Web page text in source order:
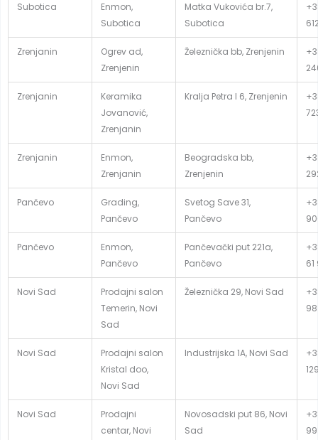
Subotica
Enmon,
Subotica
Matka Vukovića br.7,
Subotica
Zrenjanin
Ogrev ad,
Zrenjenin
Železnička bb, Zrenjenin
Zrenjanin
Keramika
Jovanović,
Zrenjanin
Kralja Petra I 6, Zrenjenin
Zrenjanin
Enmon,
Zrenjanin
Beogradska bb,
Zrenjenin
Pančevo
Grading,
Pančevo
Svetog Save 31,
Pančevo
Pančevo
Enmon,
Pančevo
Pančevački put 221a,
Pančevo
Novi Sad
Prodajni salon
Temerin, Novi
Sad
Železnička 29, Novi Sad
Novi Sad
Prodajni salon
Kristal doo,
Novi Sad
Industrijska 1A, Novi Sad
Novi Sad
Prodajni
centar, Novi
Novosadski put 86, Novi
Sad